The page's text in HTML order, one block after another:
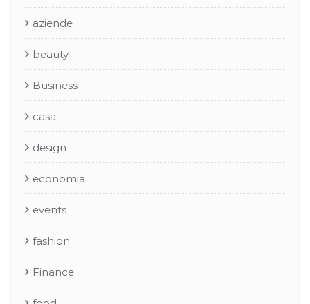
aziende
beauty
Business
casa
design
economia
events
fashion
Finance